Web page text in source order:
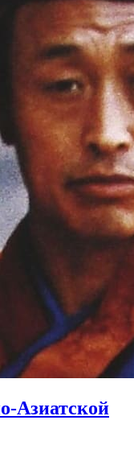
Азиатской